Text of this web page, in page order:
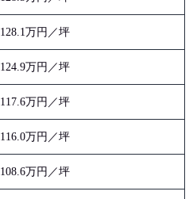
128.1万円／坪
124.9万円／坪
117.6万円／坪
116.0万円／坪
108.6万円／坪